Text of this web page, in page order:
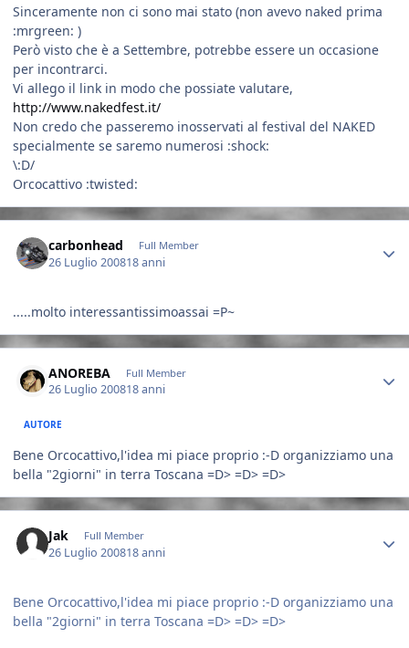
Sinceramente non ci sono mai stato (non avevo naked prima
:mrgreen: )
Però visto che è a Settembre, potrebbe essere un occasione
per incontrarci.
Vi allego il link in modo che possiate valutare,
http://www.nakedfest.it/
Non credo che passeremo inosservati al festival del NAKED
specialmente se saremo numerosi :shock:
\:D/
Orcocattivo :twisted:
carbonhead Full Member
26 Luglio 200818 anni
.....molto interessantissimoassai =P~
ANOREBA Full Member
26 Luglio 200818 anni
AUTORE
Bene Orcocattivo,l'idea mi piace proprio :-D organizziamo una
bella "2giorni" in terra Toscana =D> =D> =D>
Jak Full Member
26 Luglio 200818 anni
Bene Orcocattivo,l'idea mi piace proprio :-D organizziamo una
bella "2giorni" in terra Toscana =D> =D> =D>